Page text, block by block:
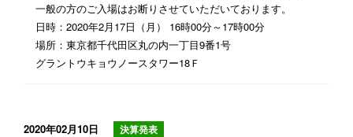
一般の方のご入場はお断りさせていただいております。
日時：2020年2月17日（月） 16時00分～17時00分
場所：東京都千代田区丸の内一丁目9番1号
グラントウキョウノースタワー18Ｆ
2020年02月10日 決算発表